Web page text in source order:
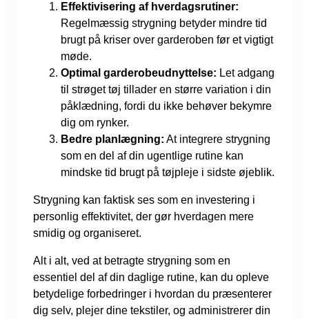
Effektivisering af hverdagsrutiner:
Regelmæssig strygning betyder mindre tid
brugt på kriser over garderoben før et vigtigt
møde.
Optimal garderobeudnyttelse: Let adgang
til strøget tøj tillader en større variation i din
påklædning, fordi du ikke behøver bekymre
dig om rynker.
Bedre planlægning: At integrere strygning
som en del af din ugentlige rutine kan
mindske tid brugt på tøjpleje i sidste øjeblik.
Strygning kan faktisk ses som en investering i
personlig effektivitet, der gør hverdagen mere
smidig og organiseret.
Alt i alt, ved at betragte strygning som en
essentiel del af din daglige rutine, kan du opleve
betydelige forbedringer i hvordan du præsenterer
dig selv, plejer dine tekstiler, og administrerer din